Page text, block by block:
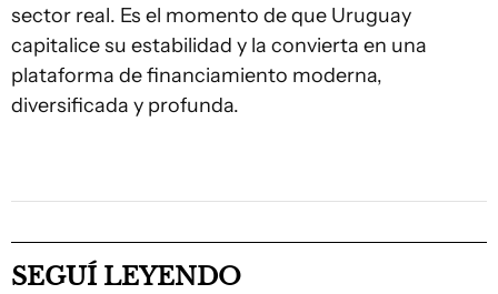
sector real. Es el momento de que Uruguay
capitalice su estabilidad y la convierta en una
plataforma de financiamiento moderna,
diversificada y profunda.
SEGUÍ LEYENDO